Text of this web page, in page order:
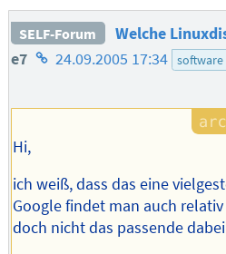
SELF-Forum
Welche
e7 Homepage
Autors
24.09.2005 17:34 software
Hi,
ich weiß, dass das eine
Google findet man auch
doch nicht das passende